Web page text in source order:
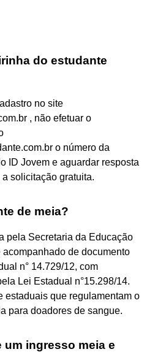
do estudante
no site
, não efetuar o
o número da
ID Jovem e aguardar resposta
solicitação gratuita.
de meia?
pela Secretaria da Educação
de documento
n° 14.729/12, com
Lei Estadual n°15.298/14.
estaduais que regulamentam o
para doadores de sangue.
um ingresso meia e